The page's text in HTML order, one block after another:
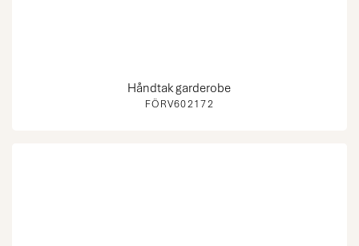
FÖRV602172
Håndtak garderobe